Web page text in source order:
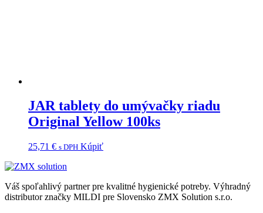
JAR tablety do umývačky riadu
Original Yellow 100ks
25,71 € s DPH Kúpiť
Váš spoľahlivý partner pre kvalitné hygienické potreby. Výhradný
distributor značky MILDI pre Slovensko ZMX Solution s.r.o.